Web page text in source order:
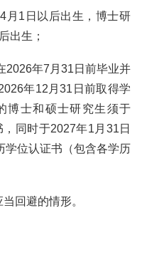
月1日以后出生，博士研
出生；
2026年7月31日前毕业并
年12月31日前取得学
博士和硕士研究生须于
同时于2027年1月31日
学位认证书（包含各学历
回避的情形。